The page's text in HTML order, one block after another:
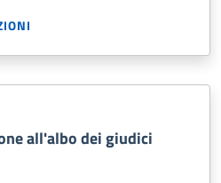
all'albo dei giudici